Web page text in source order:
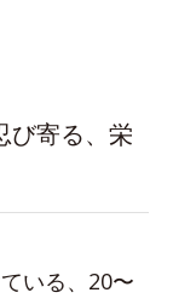
び寄る、栄
いる、20〜